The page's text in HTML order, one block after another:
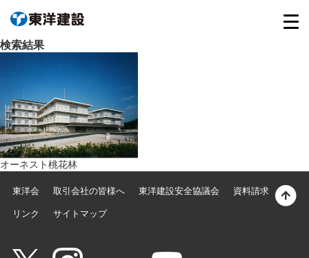
検索結果
オーネスト桃花林
東洋会 取引会社の皆様へ 東洋建設安全協議会 資料請求
リンク サイトマップ